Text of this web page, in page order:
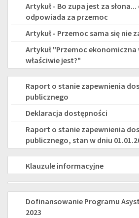
Artykuł - Bo zupa jest za
odpowiada za przemoc
Artykuł - Przemoc sama się nie
Artykuł "Przemoc
właściwie jest?"
DEKLARACJA
DOSTĘPNOŚCI
Raport o stanie zapewnienia
publicznego
Deklaracja dostępności
Raport o stanie zapewnienia
publicznego, stan w dniu
KLAUZULE
INFORMACYJNE
Klauzule informacyjne
PROJEKTY
ASYSTENT
Dofinansowanie Programu
2023